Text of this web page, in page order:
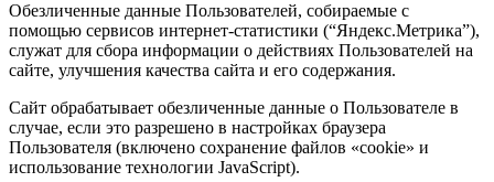
Обезличенные данные Пользователей, собираемые с
помощью сервисов интернет-статистики (“Яндекс.Метрика”),
служат для сбора информации о действиях Пользователей на
сайте, улучшения качества сайта и его содержания.
Сайт обрабатывает обезличенные данные о Пользователе в
случае, если это разрешено в настройках браузера
Пользователя (включено сохранение файлов «cookie» и
использование технологии JavaScript).